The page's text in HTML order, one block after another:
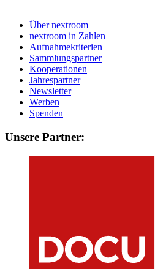
Über nextroom
nextroom in Zahlen
Aufnahmekriterien
Sammlungspartner
Kooperationen
Jahrespartner
Newsletter
Werben
Spenden
Unsere Partner: